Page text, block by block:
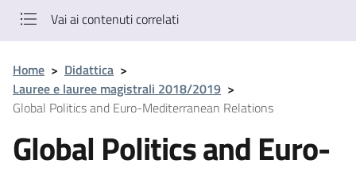
Vai ai contenuti correlati
Home > Didattica >
Lauree e lauree magistrali 2018/2019 >
Global Politics and Euro-Mediterranean Relations
Global Politics and Euro-